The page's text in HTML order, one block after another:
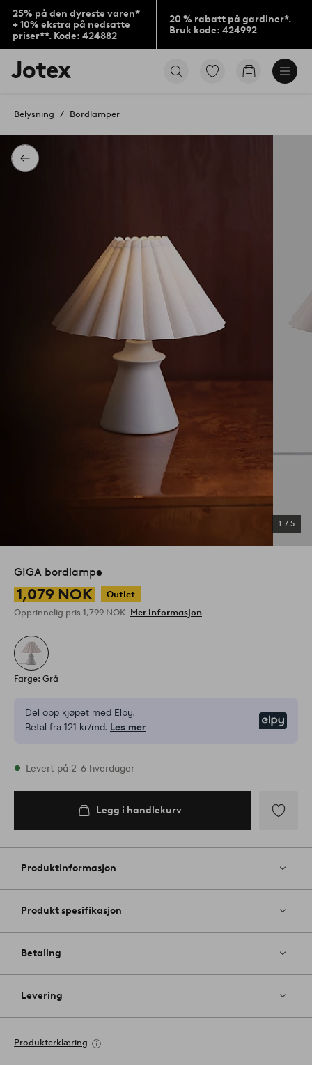
25% på den dyreste varen*
+ 10% ekstra på nedsatte
priser**. Kode: 424882
20 % rabatt på gardiner*.
Bruk kode: 424992
Jotex’
logo
til
Gå
Gå
Tilbake
Belysning Bordlamper
1 / 5
GIGA bordlampe
1,079 NOK
Outlet
Opprinnelig pris 1,799 NOK Mer informasjon
Farge: Grå
Del opp kjøpet med Elpy.
Betal fra 121 kr/md. Les mer
På lager
Levert på 2-6 hverdager
Legg i handlekurv
til
Produktinformasjon
Produkt spesifikasjon
Betaling
Levering
Produkterklæring